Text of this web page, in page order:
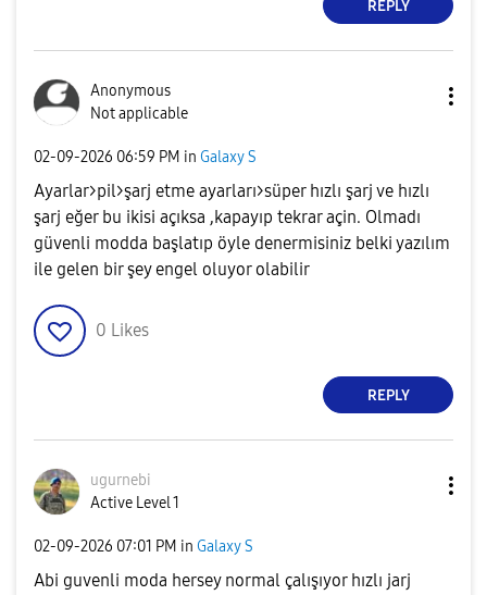
REPLY
Anonymous
Not applicable
‎02-09-2026 06:59 PM in Galaxy S
Ayarlar>pil>şarj etme ayarları>süper hızlı şarj ve hızlı
şarj eğer bu ikisi açıksa ,kapayıp tekrar açin. Olmadı
güvenli modda başlatıp öyle denermisiniz belki yazılım
ile gelen bir şey engel oluyor olabilir
0 Likes
REPLY
ugurnebi
Active Level 1
‎02-09-2026 07:01 PM in Galaxy S
Abi guvenli moda hersey normal çalışıyor hızlı jarj